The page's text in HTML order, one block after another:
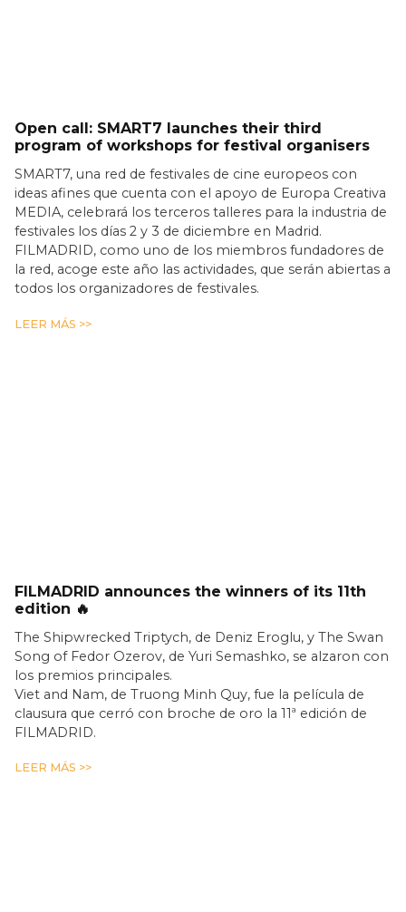
Open call: SMART7 launches their third
program of workshops for festival organisers
SMART7, una red de festivales de cine europeos con
ideas afines que cuenta con el apoyo de Europa Creativa
MEDIA, celebrará los terceros talleres para la industria de
festivales los días 2 y 3 de diciembre en Madrid.
FILMADRID, como uno de los miembros fundadores de
la red, acoge este año las actividades, que serán abiertas a
todos los organizadores de festivales.
LEER MÁS >>
FILMADRID announces the winners of its 11th
edition 🔥
The Shipwrecked Triptych, de Deniz Eroglu, y The Swan
Song of Fedor Ozerov, de Yuri Semashko, se alzaron con
los premios principales.
Viet and Nam, de Truong Minh Quy, fue la película de
clausura que cerró con broche de oro la 11ª edición de
FILMADRID.
LEER MÁS >>